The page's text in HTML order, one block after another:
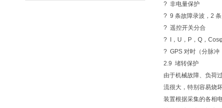
? 非电量保护
? 9 条故障录波，2
? 遥控开关分合
? I，U，P，Q，
? GPS 对时（分脉冲
2.9 堵转保护
由于机械故障、负荷
流很大，特别容易烧
装置根据采集的各相